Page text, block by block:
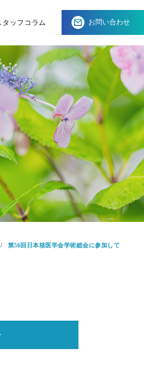
タッフコラム お問い合わせ
第56回日本核医学会学術総会に参加して